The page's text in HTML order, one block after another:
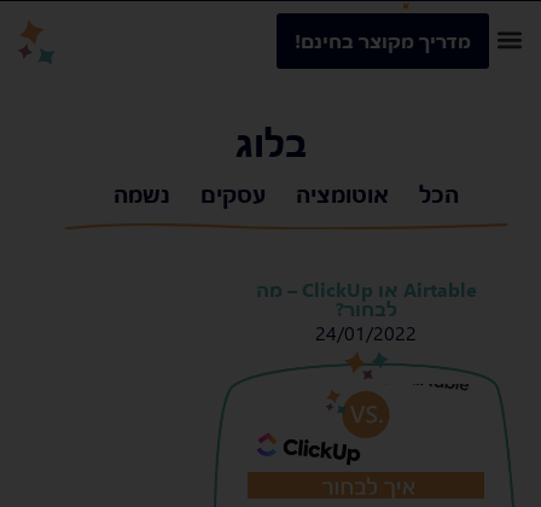
מדריך מקוצר בחינם!
בלוג
הכל אוטומציה עסקים נשמה
Airtable או ClickUp – מה
לבחור?
24/01/2022
s